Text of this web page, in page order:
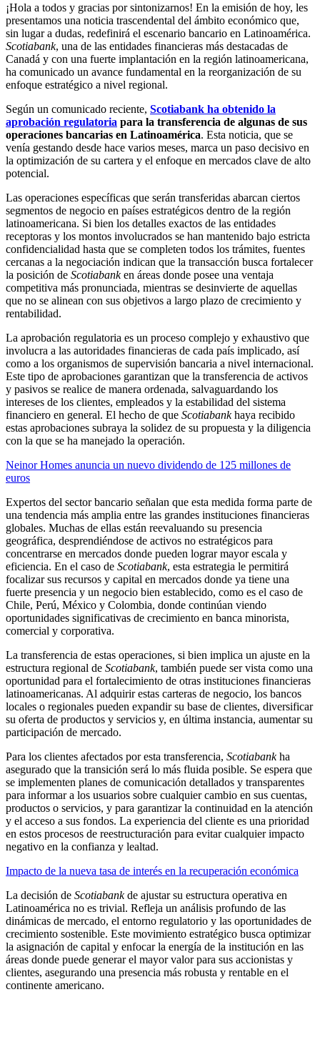
¡Hola a todos y gracias por sintonizarnos! En la emisión de hoy, les
presentamos una noticia trascendental del ámbito económico que,
sin lugar a dudas, redefinirá el escenario bancario en Latinoamérica.
Scotiabank, una de las entidades financieras más destacadas de
Canadá y con una fuerte implantación en la región latinoamericana,
ha comunicado un avance fundamental en la reorganización de su
enfoque estratégico a nivel regional.
Según un comunicado reciente, Scotiabank ha obtenido la
aprobación regulatoria para la transferencia de algunas de sus
operaciones bancarias en Latinoamérica. Esta noticia, que se
venía gestando desde hace varios meses, marca un paso decisivo en
la optimización de su cartera y el enfoque en mercados clave de alto
potencial.
Las operaciones específicas que serán transferidas abarcan ciertos
segmentos de negocio en países estratégicos dentro de la región
latinoamericana. Si bien los detalles exactos de las entidades
receptoras y los montos involucrados se han mantenido bajo estricta
confidencialidad hasta que se completen todos los trámites, fuentes
cercanas a la negociación indican que la transacción busca fortalecer
la posición de Scotiabanken áreas donde posee una ventaja
competitiva más pronunciada, mientras se desinvierte de aquellas
que no se alinean con sus objetivos a largo plazo de crecimiento y
rentabilidad.
La aprobación regulatoria es un proceso complejo y exhaustivo que
involucra a las autoridades financieras de cada país implicado, así
como a los organismos de supervisión bancaria a nivel internacional.
Este tipo de aprobaciones garantizan que la transferencia de activos
y pasivos se realice de manera ordenada, salvaguardando los
intereses de los clientes, empleados y la estabilidad del sistema
financiero en general. El hecho de que Scotiabankhaya recibido
estas aprobaciones subraya la solidez de su propuesta y la diligencia
con la que se ha manejado la operación.
Neinor Homes anuncia un nuevo dividendo de 125 millones de
euros
Expertos del sector bancario señalan que esta medida forma parte de
una tendencia más amplia entre las grandes instituciones financieras
globales. Muchas de ellas están reevaluando su presencia
geográfica, desprendiéndose de activos no estratégicos para
concentrarse en mercados donde pueden lograr mayor escala y
eficiencia. En el caso de Scotiabank, esta estrategia le permitirá
focalizar sus recursos y capital en mercados donde ya tiene una
fuerte presencia y un negocio bien establecido, como es el caso de
Chile, Perú, México y Colombia, donde continúan viendo
oportunidades significativas de crecimiento en banca minorista,
comercial y corporativa.
La transferencia de estas operaciones, si bien implica un ajuste en la
estructura regional de Scotiabank, también puede ser vista como una
oportunidad para el fortalecimiento de otras instituciones financieras
latinoamericanas. Al adquirir estas carteras de negocio, los bancos
locales o regionales pueden expandir su base de clientes, diversificar
su oferta de productos y servicios y, en última instancia, aumentar su
participación de mercado.
Para los clientes afectados por esta transferencia, Scotiabankha
asegurado que la transición será lo más fluida posible. Se espera que
se implementen planes de comunicación detallados y transparentes
para informar a los usuarios sobre cualquier cambio en sus cuentas,
productos o servicios, y para garantizar la continuidad en la atención
y el acceso a sus fondos. La experiencia del cliente es una prioridad
en estos procesos de reestructuración para evitar cualquier impacto
negativo en la confianza y lealtad.
Impacto de la nueva tasa de interés en la recuperación económica
La decisión de Scotiabankde ajustar su estructura operativa en
Latinoamérica no es trivial. Refleja un análisis profundo de las
dinámicas de mercado, el entorno regulatorio y las oportunidades de
crecimiento sostenible. Este movimiento estratégico busca optimizar
la asignación de capital y enfocar la energía de la institución en las
áreas donde puede generar el mayor valor para sus accionistas y
clientes, asegurando una presencia más robusta y rentable en el
continente americano.